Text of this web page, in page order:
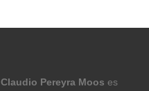
Claudio Pereyra Moos es